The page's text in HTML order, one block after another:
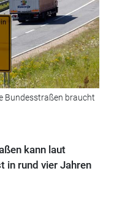
Bundesstraßen braucht
kann laut
in rund vier Jahren